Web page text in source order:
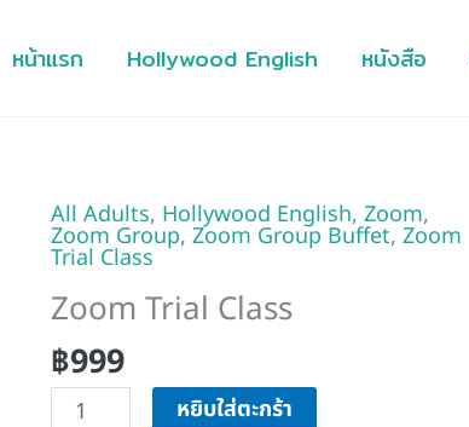
หน้าแรก Hollywood English หนังสือ
All Adults, Hollywood English,Zoom,
Zoom Group,Zoom Group Buffet,Zoom
Trial Class
Zoom Trial Class
฿999
จำนวน
Zoom
Trial
Class
ชิ้น
หยิบใส่ตะกร้า